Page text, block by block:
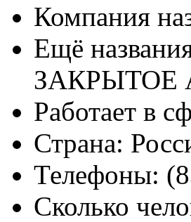
Компания
Ещё
ЗАКРЫТОЕ
Работает в
Страна:
Телефоны:
Сколько